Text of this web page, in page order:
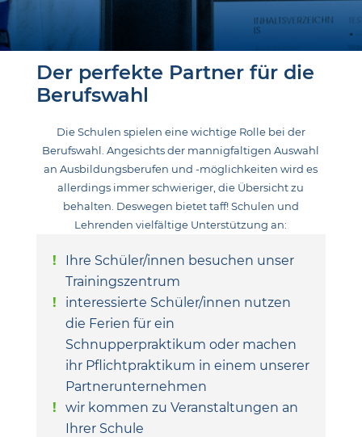
Der perfekte Partner für die
Berufswahl
Die Schulen spielen eine wichtige Rolle bei der
Berufswahl. Angesichts der mannigfaltigen Auswahl
an Ausbildungsberufen und -möglichkeiten wird es
allerdings immer schwieriger, die Übersicht zu
behalten. Deswegen bietet taff! Schulen und
Lehrenden vielfältige Unterstützung an:
Ihre Schüler/innen besuchen unser
Trainingszentrum
interessierte Schüler/innen nutzen
die Ferien für ein
Schnupperpraktikum oder machen
ihr Pflichtpraktikum in einem unserer
Partnerunternehmen
wir kommen zu Veranstaltungen an
Ihrer Schule